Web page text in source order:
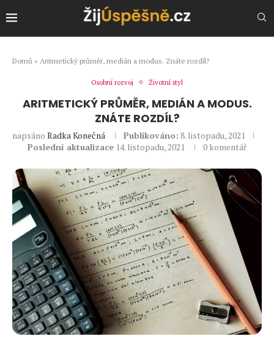
Domů » Aritmetický průměr, medián a modus. Znáte rozdíl?
Osobní rozvoj Životní styl
ARITMETICKÝ PRŮMĚR, MEDIÁN A MODUS.
ZNÁTE ROZDÍL?
napsáno Radka Konečná Publikováno: 8. listopadu, 2021
Poslední aktualizace 14. listopadu, 2021 0 komentář